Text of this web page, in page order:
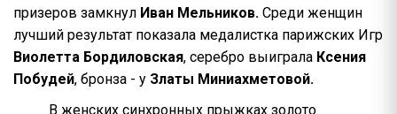
призеров замкнул Иван Мельников. Среди женщин
лучший результат показала медалистка парижских Игр
Виолетта Бордиловская, серебро выиграла Ксения
Побудей, бронза - у Златы Миниахметовой.
В женских синхронных прыжках золото